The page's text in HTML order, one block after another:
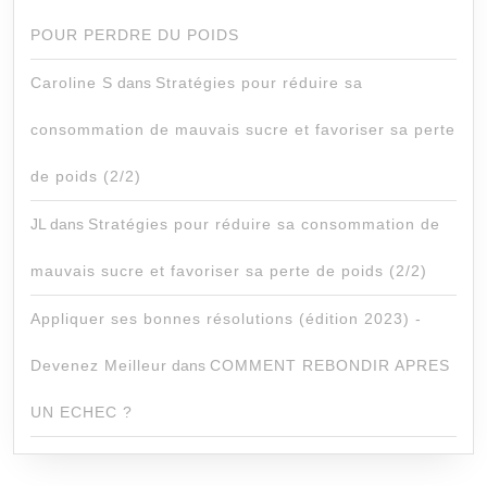
POUR PERDRE DU POIDS
Caroline S dans Stratégies pour réduire sa
consommation de mauvais sucre et favoriser sa perte
de poids (2/2)
JL dans Stratégies pour réduire sa consommation de
mauvais sucre et favoriser sa perte de poids (2/2)
Appliquer ses bonnes résolutions (édition 2023) -
Devenez Meilleur dans COMMENT REBONDIR APRES
UN ECHEC ?